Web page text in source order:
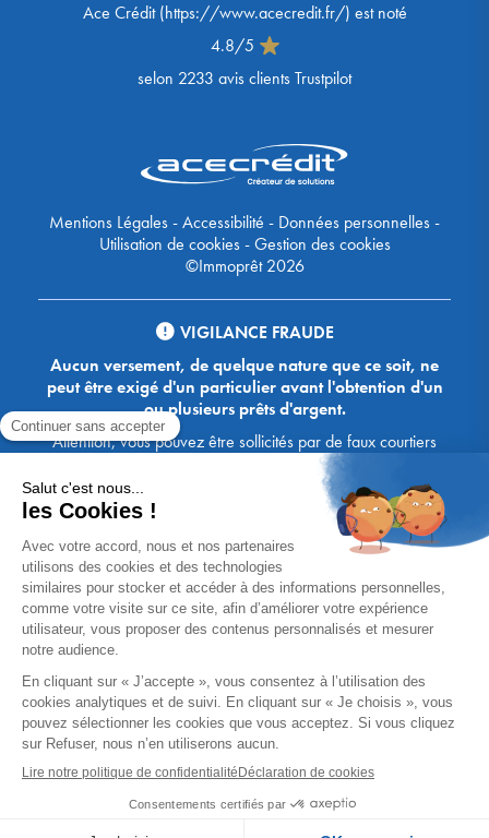
Ace Crédit(https://www.acecredit.fr/) est noté
4.8/5
selon 2233 avis clients Trustpilot
Mentions Légales-Accessibilité - Données personnelles-
Utilisation de cookies-Gestion des cookies
©Immoprêt 2026
VIGILANCE FRAUDE
Aucun versement, de quelque nature que ce soit, ne
peut être exigé d'un particulier avant l'obtention d'un
ou plusieurs prêts d'argent.
Attention, vous pouvez être sollicités par de faux courtiers
Ace Crédit / Immoprêt, qui vous proposent de bénéficier de
crédits, en vous demandant de transmettre des documents,
des fonds, des coordonnées bancaires, etc. Soyez vigilants :
Immoprêt ne demande jamais à ses clients de virer sur ses
comptes des sommes prêtées par les banques, à l'exception
des honoraires des agences. Les courtiers Ace Crédit /
Immoprêt vous écrivent toujours d'une adresse mail
xxxx@acecredit.fr ou xxxx@immopret.fr.
* Taux fixe national hors assurance, pouvant varier selon votre région et
dossier. Exemple représentatif pour un montant emprunté de 200 000 €.
Taux débiteur fixe de 2.85 % et TAEG fixe (hors frais) de 3.21 % (taux
assurance emprunteur de 0,36%) sur 15 ans. 180 mensualités de
1 426,78 € (dont 60,00 € d'assurance). Coût total du crédit (hors frais) :
56 820,53 €. Montant total dû (hors frais) : 256 820,53 €.
Un crédit vous engage et doit être remboursé. Vérifiez vos capacités